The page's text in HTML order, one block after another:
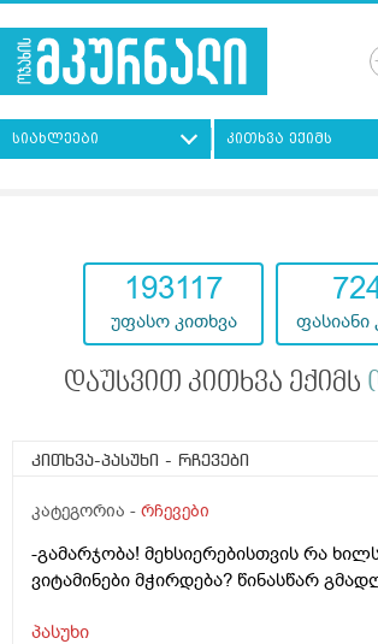
სიახლეები კითხვა ექიმს
193117
უფასო კითხვა ფასიანი
დაუსვით კითხვა ექიმს
კითხვა-პასუხი - რჩევები
კატეგორია - რჩევები
-გამარჯობა! მეხსიერებისთვის რა
ვიტამინები მჭირდება? წინასწარ
პასუხი